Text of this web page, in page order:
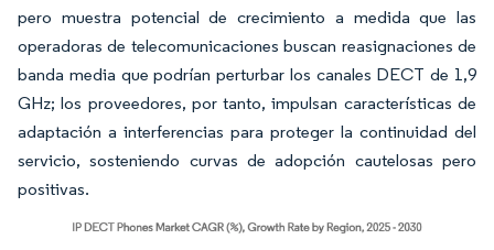
pero muestra potencial de crecimiento a medida que las
operadoras de telecomunicaciones buscan reasignaciones de
banda media que podrían perturbar los canales DECT de 1,9
GHz; los proveedores, por tanto, impulsan características de
adaptación a interferencias para proteger la continuidad del
servicio, sosteniendo curvas de adopción cautelosas pero
positivas.